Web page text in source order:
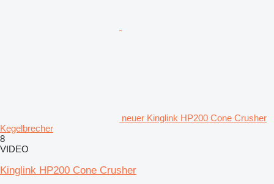
neuer Kinglink HP200 Cone Crusher
Kegelbrecher
8
VIDEO
Kinglink HP200 Cone Crusher